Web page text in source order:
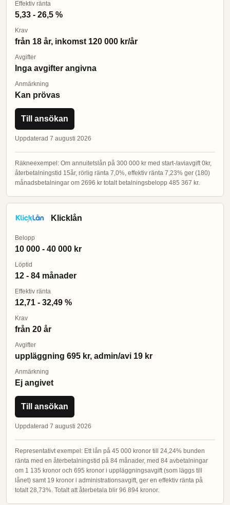
Effektiv ränta
5,33 - 26,5 %
Krav
från 18 år, inkomst 120 000 kr/år
Avgifter
Inga avgifter angivna
Anmärkning
Kan prövas
Till ansökan
Uppdaterad 7 augusti 2026
Räkneexempel: Om annuitetslån på 300 000 kr med start-/aviavgift 0kr,
återbetalningstid 15år, rörlig ränta 7,0%, effektiv ränta 7,23% ger (180)
månadsbetalningar om 2696 kr totalt betalningsbelopp 485 367 kr.
Klicklån
Belopp
10 000 - 40 000 kr
Löptid
12 - 84 månader
Effektiv ränta
12,71 - 32,49 %
Krav
från 20 år
Avgifter
uppläggning 695 kr, admin/avi 19 kr
Anmärkning
Ej angivet
Till ansökan
Uppdaterad 7 augusti 2026
Representativt exempel: Ett lån på 45 000 kronor till 24,24% bunden
ränta med en återbetalningstid på 84 månader, med 84 avbetalningar
om 1 135 kronor och 695 kronor i uppläggningsavgift (som läggs till
lånet) samt 19 kronor i administrationsavgift, ger en effektiv ränta på
totalt 28,73%. Totalt att återbetala blir 96 894 kronor.